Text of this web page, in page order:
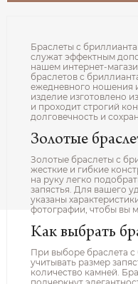
Браслеты с
служат эффектным
нашем интернет-
браслетов с
ежедневного ношения
изделие изготовлено
и проходит строгий
долговечность и
Золотые
Золотые браслеты с
жесткие и гибкие
на руку легко
запястья. Для вашего
указаны
фотографии, чтобы вы
Как выбрать
При выборе браслета
учитывать размер
количество камней.